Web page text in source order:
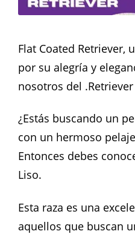
Flat Coated Retriever,
por su alegría y
nosotros del
¿Estás buscando un
con un hermoso
Entonces debes
Liso.
Esta raza es una
aquellos que buscan